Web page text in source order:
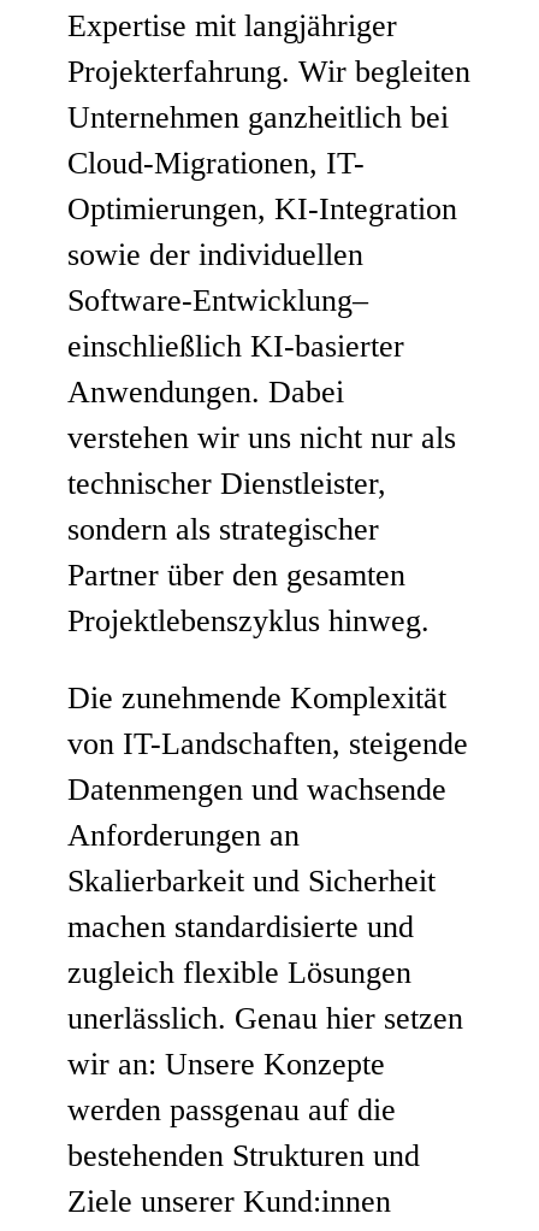
Expertise mit langjähriger
Projekterfahrung. Wir begleiten
Unternehmen ganzheitlich bei
Cloud-Migrationen, IT-
Optimierungen, KI-Integration
sowie der individuellen
Software-Entwicklung–
einschließlich KI-basierter
Anwendungen. Dabei
verstehen wir uns nicht nur als
technischer Dienstleister,
sondern als strategischer
Partner über den gesamten
Projektlebenszyklus hinweg.
Die zunehmende Komplexität
von IT-Landschaften, steigende
Datenmengen und wachsende
Anforderungen an
Skalierbarkeit und Sicherheit
machen standardisierte und
zugleich flexible Lösungen
unerlässlich. Genau hier setzen
wir an: Unsere Konzepte
werden passgenau auf die
bestehenden Strukturen und
Ziele unserer Kund:innen